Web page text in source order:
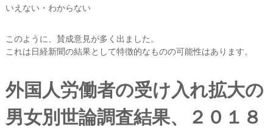
いえない・わからない
このように、賛成意見が多く出ました。
これは日経新聞の結果として特徴的なものの可能性はあります。
外国人労働者の受け入れ拡大の
男女別世論調査結果、２０１８